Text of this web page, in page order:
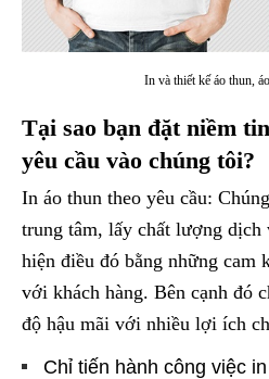
In và thiết kế áo thun,
Tại sao bạn đặt niềm
yêu cầu vào chúng tôi?
In áo thun theo yêu cầu:
trung tâm, lấy chất lượng dịch
hiện điều đó bằng những cam
với khách hàng. Bên cạnh đó
độ hậu mãi với nhiều lợi ích
Chỉ tiến hành công việc